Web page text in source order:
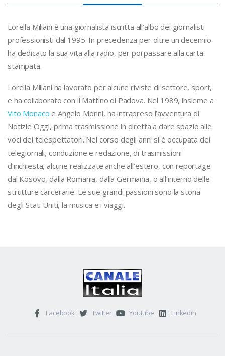
Lorella Miliani è una giornalista iscritta all’albo dei giornalisti
professionisti dal 1995. In precedenza per oltre un decennio
ha dedicato la sua vita alla radio, per poi passare alla carta
stampata.
Lorella Miliani ha lavorato per alcune riviste di settore, sport,
e ha collaborato con il Mattino di Padova. Nel 1989, insieme a
Vito Monaco e Angelo Morini, ha intrapreso l’avventura di
Notizie Oggi, prima trasmissione in diretta a dare spazio alle
voci dei telespettatori. Nel corso degli anni si è occupata dei
telegiornali, conduzione e redazione, di trasmissioni
d’inchiesta, alcune realizzate anche all’estero, con reportage
dal Kosovo, dalla Romania, dalla Germania, o all’interno delle
strutture carcerarie. Le sue grandi passioni sono la storia
degli Stati Uniti, la musica e i viaggi.
Facebook Twitter Youtube Linkedin